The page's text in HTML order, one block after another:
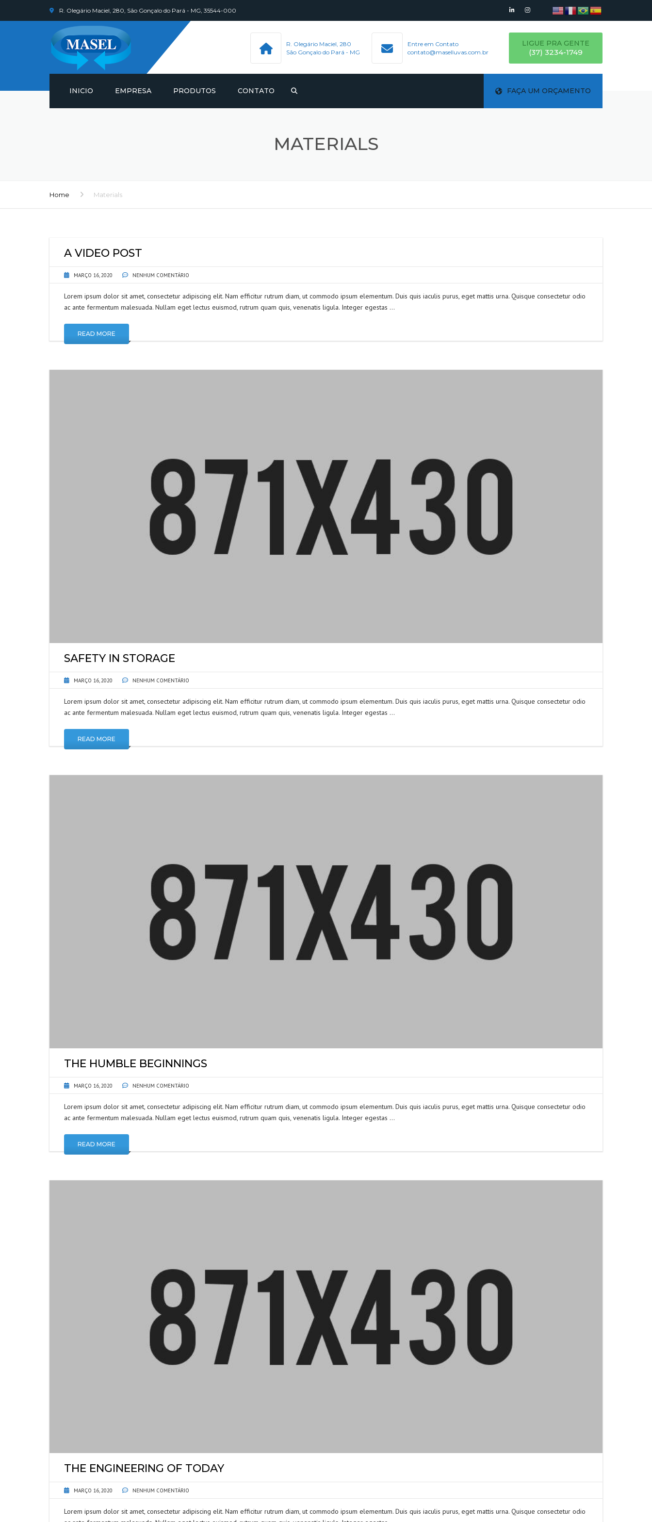
R. Olegário Maciel, 280, São Gonçalo do Pará - MG, 35544-000
R. Olegário Maciel, 280
São Gonçalo do Pará - MG
Entre em Contato
contato@maselluvas.com.br
LIGUE PRA GENTE
(37) 3234-1749
FAÇA UM ORÇAMENTO
INICIO EMPRESA PRODUTOS CONTATO
MATERIALS
Home Materials
A VIDEO POST
MARÇO 16, 2020 NENHUM COMENTÁRIO
Lorem ipsum dolor sit amet, consectetur adipiscing elit. Nam efficitur rutrum diam, ut commodo ipsum elementum. Duis quis iaculis purus, eget mattis urna. Quisque consectetur odio
ac ante fermentum malesuada. Nullam eget lectus euismod, rutrum quam quis, venenatis ligula. Integer egestas …
READ MORE
SAFETY IN STORAGE
MARÇO 16, 2020 NENHUM COMENTÁRIO
Lorem ipsum dolor sit amet, consectetur adipiscing elit. Nam efficitur rutrum diam, ut commodo ipsum elementum. Duis quis iaculis purus, eget mattis urna. Quisque consectetur odio
ac ante fermentum malesuada. Nullam eget lectus euismod, rutrum quam quis, venenatis ligula. Integer egestas …
READ MORE
THE HUMBLE BEGINNINGS
MARÇO 16, 2020 NENHUM COMENTÁRIO
Lorem ipsum dolor sit amet, consectetur adipiscing elit. Nam efficitur rutrum diam, ut commodo ipsum elementum. Duis quis iaculis purus, eget mattis urna. Quisque consectetur odio
ac ante fermentum malesuada. Nullam eget lectus euismod, rutrum quam quis, venenatis ligula. Integer egestas …
READ MORE
THE ENGINEERING OF TODAY
MARÇO 16, 2020 NENHUM COMENTÁRIO
Lorem ipsum dolor sit amet, consectetur adipiscing elit. Nam efficitur rutrum diam, ut commodo ipsum elementum. Duis quis iaculis purus, eget mattis urna. Quisque consectetur odio